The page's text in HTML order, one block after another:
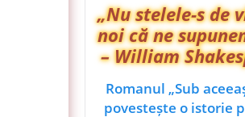
„Nu stelele-s de
noi că ne
– William
Romanul „Sub
povestește o istorie